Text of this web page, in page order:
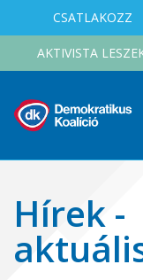
CSATLAKOZZ
AKTIVISTA
Hírek -